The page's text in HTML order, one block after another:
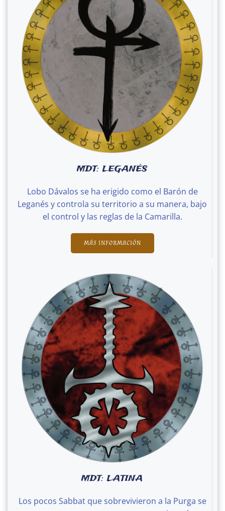
MDT: LEGANÉS
Lobo Dávalos se ha erigido como el Barón de
Leganés y controla su territorio a su manera, bajo
el control y las reglas de la Camarilla.
MÁS INFORMACIÓN
MDT: LATINA
Los pocos Sabbat que sobrevivieron a la Purga se